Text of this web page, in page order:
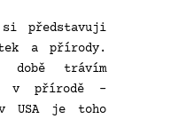
si představuji
a přírody.
době trávím
v přírodě –
USA je toho